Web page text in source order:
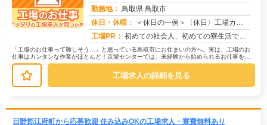
勤務地： 鳥取県 鳥取市
休日・休暇：
＜休日の一例＞〈休日〉工場カレンダーによる★年間休日120日以上のお仕事もあり（配属先による）★有給休暇あり※配属...
工場PR： 初めての社会人、初めての寮生活でも安心！☆家具付き寮で初期費用0円！テレビ、エアコン、冷蔵庫など生活に必要な家電が...
「工場のお仕事って難しそう…」と思っている鳥取市にお住まいの方へ。実は、工場のお
仕事はカンタンな作業がほとんど！京栄センターでは、未経験から始められるお仕事を多
数ご紹介しています。たとえばこんな...
工場求人の詳細を見る
日野郡江府町から応募歓迎 住み込みOKの工場求人・寮費無料あり